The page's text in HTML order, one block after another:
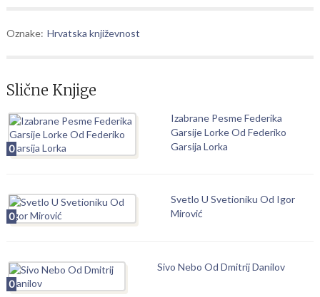
Oznake: Hrvatska književnost
Slične Knjige
0
Izabrane Pesme Federika
Garsije Lorke Od Federiko
Garsija Lorka
0
Svetlo U Svetioniku Od Igor
Mirović
0
Sivo Nebo Od Dmitrij Danilov